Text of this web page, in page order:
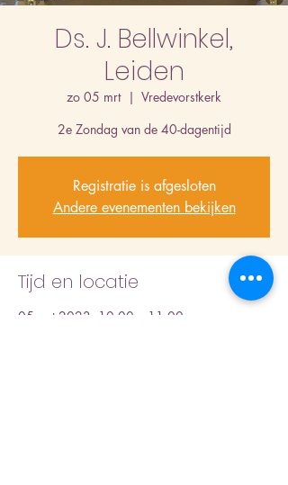
Ds. J. Bellwinkel,
Leiden
zo 05 mrt
  |
Vredevorstkerk
2e Zondag van de 40-dagentijd
Registratie is afgesloten
Andere evenementen bekijken
Tijd en locatie
05 mrt 2023, 10:00 – 11:00